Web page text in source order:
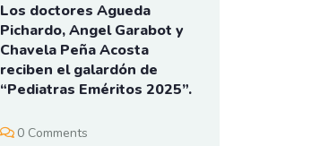
Los doctores Agueda
Pichardo, Angel Garabot y
Chavela Peña Acosta
reciben el galardón de
“Pediatras Eméritos 2025”.
0 Comments